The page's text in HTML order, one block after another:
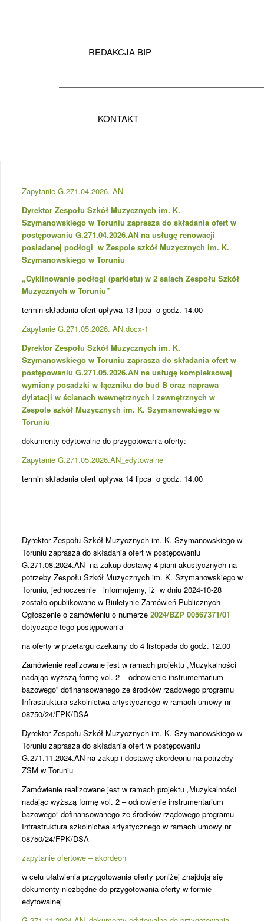
REDAKCJA BIP
KONTAKT
Zapytanie-G.271.04.2026.-AN
Dyrektor Zespołu Szkół Muzycznych im. K.
Szymanowskiego w Toruniu zaprasza do składania ofert w
postępowaniu G.271.04.2026.AN na usługę renowacji
posiadanej podłogi w Zespole szkół Muzycznych im. K.
Szymanowskiego w Toruniu
„Cyklinowanie podłogi (parkietu) w 2 salach Zespołu Szkół
Muzycznych w Toruniu”
termin składania ofert upływa 13 lipca o godz. 14.00
Zapytanie G.271.05.2026. AN.docx-1
Dyrektor Zespołu Szkół Muzycznych im. K.
Szymanowskiego w Toruniu zaprasza do składania ofert w
postępowaniu G.271.05.2026.AN na usługę kompleksowej
wymiany posadzki w łączniku do bud B oraz naprawa
dylatacji w ścianach wewnętrznych i zewnętrznych w
Zespole szkół Muzycznych im. K. Szymanowskiego w
Toruniu
dokumenty edytowalne do przygotowania oferty:
Zapytanie G.271.05.2026.AN_edytowalne
termin składania ofert upływa 14 lipca o godz. 14.00
Dyrektor Zespołu Szkół Muzycznych im. K. Szymanowskiego w
Toruniu zaprasza do składania ofert w postępowaniu
G.271.08.2024.AN na zakup dostawę 4 piani akustycznych na
potrzeby Zespołu Szkół Muzycznych im. K. Szymanowskiego w
Toruniu, jednocześnie informujemy, iż w dniu 2024-10-28
zostało opublikowane w Biuletynie Zamówień Publicznych
Ogłoszenie o zamówieniu o numerze2024/BZP 00567371/01
dotyczące tego postępowania
na oferty w przetargu czekamy do 4 listopada do godz. 12.00
Zamówienie realizowane jest w ramach projektu „Muzykalności
nadając wyższą formę vol. 2 – odnowienie instrumentarium
bazowego” dofinansowanego ze środków rządowego programu
Infrastruktura szkolnictwa artystycznego w ramach umowy nr
08750/24/FPK/DSA
Dyrektor Zespołu Szkół Muzycznych im. K. Szymanowskiego w
Toruniu zaprasza do składania ofert w postępowaniu
G.271.11.2024.AN na zakup i dostawę akordeonu na potrzeby
ZSM w Toruniu
Zamówienie realizowane jest w ramach projektu „Muzykalności
nadając wyższą formę vol. 2 – odnowienie instrumentarium
bazowego” dofinansowanego ze środków rządowego programu
Infrastruktura szkolnictwa artystycznego w ramach umowy nr
08750/24/FPK/DSA
zapytanie ofertowe – akordeon
w celu ułatwienia przygotowania oferty poniżej znajdują się
dokumenty niezbędne do przygotowania oferty w formie
edytowalnej